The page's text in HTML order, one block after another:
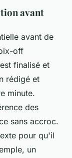
avant
avant de
off
finalisé et
rédigé et
minute.
des
sans accroc.
pour qu'il
un